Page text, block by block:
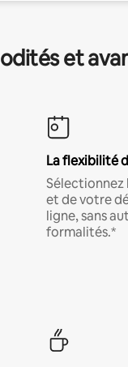
et
La flexibilité
Sélectionnez
et de votre
ligne, sans
formalités.*